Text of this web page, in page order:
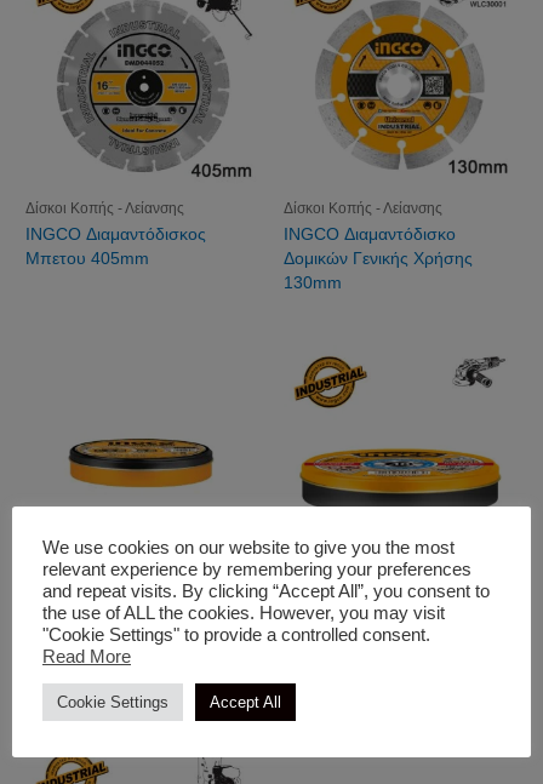
Δίσκοι Κοπής - Λείανσης
INGCO Διαμαντόδισκος
Μπετου 405mm
Δίσκοι Κοπής - Λείανσης
INGCO Διαμαντόδισκο
Δομικών Γενικής Χρήσης
130mm
Δίσκοι Κοπής - Λείανσης
INGCO Διαμαντόδισκος
Δομικών ΥλικώνTurbo 115mm
Δίσκοι Κοπής - Λείανσης
INGCO Δίσκοι Κοπής Σιδήρου
We use cookies on our website to give you the most
relevant experience by remembering your preferences
and repeat visits. By clicking “Accept All”, you consent to
the use of ALL the cookies. However, you may visit
"Cookie Settings" to provide a controlled consent.
Read More
Cookie Settings Accept All